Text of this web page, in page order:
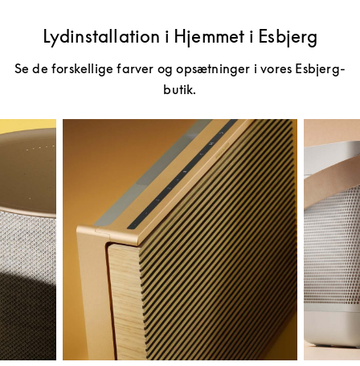
Lydinstallation i Hjemmet i Esbjerg
Se de forskellige farver og opsætninger i vores Esbjerg-
butik.